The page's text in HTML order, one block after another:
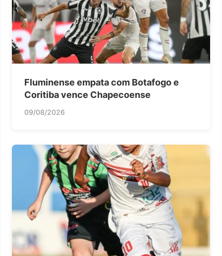
Fluminense empata com Botafogo e
Coritiba vence Chapecoense
09/08/2026